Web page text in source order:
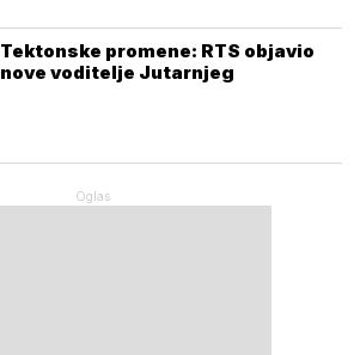
Tektonske promene: RTS objavio
nove voditelje Jutarnjeg